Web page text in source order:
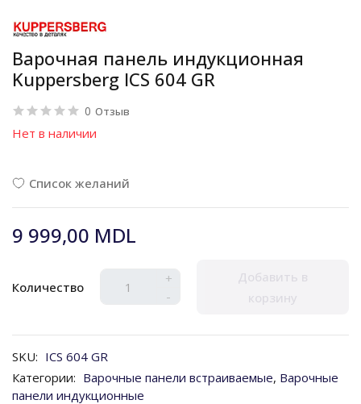
Варочная панель индукционная
Kuppersberg ICS 604 GR
0 Отзыв
Нет в наличии
Список желаний
9 999,00 MDL
Количество
+
-
Добавить в
корзину
SKU: ICS 604 GR
Категории: Варочные панели встраиваемые, Варочные
панели индукционные